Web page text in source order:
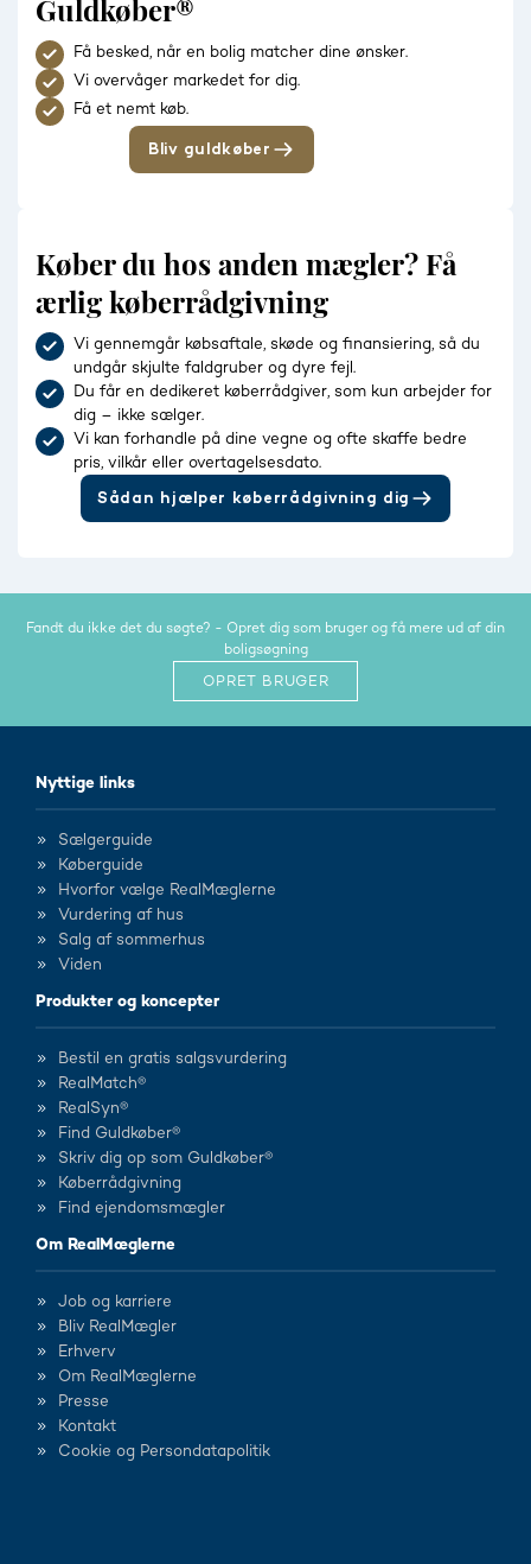
Guldkøber®
Få besked, når en bolig matcher dine ønsker.
Vi overvåger markedet for dig.
Få et nemt køb.
Bliv guldkøber
Køber du hos anden mægler? Få
ærlig køberrådgivning
Vi gennemgår købsaftale, skøde og finansiering, så du
undgår skjulte faldgruber og dyre fejl.
Du får en dedikeret køberrådgiver, som kun arbejder for
dig – ikke sælger.
Vi kan forhandle på dine vegne og ofte skaffe bedre
pris, vilkår eller overtagelsesdato.
Sådan hjælper køberrådgivning dig
Fandt du ikke det du søgte? - Opret dig som bruger og få mere ud af din
boligsøgning
OPRET BRUGER
Nyttige links
Sælgerguide
Køberguide
Hvorfor vælge RealMæglerne
Vurdering af hus
Salg af sommerhus
Viden
Produkter og koncepter
Bestil en gratis salgsvurdering
RealMatch®
RealSyn®
Find Guldkøber®
Skriv dig op som Guldkøber®
Køberrådgivning
Find ejendomsmægler
Om RealMæglerne
Job og karriere
Bliv RealMægler
Erhverv
Om RealMæglerne
Presse
Kontakt
Cookie og Persondatapolitik